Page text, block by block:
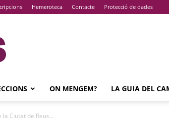
Hemeroteca Contacte Protecció de dades
ON MENGEM? LA GUIA DEL
Ciutat de Reus...